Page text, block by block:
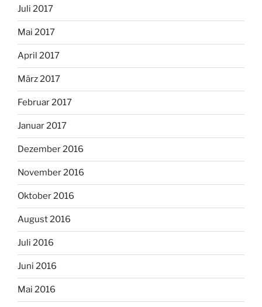
Juli 2017
Mai 2017
April 2017
März 2017
Februar 2017
Januar 2017
Dezember 2016
November 2016
Oktober 2016
August 2016
Juli 2016
Juni 2016
Mai 2016